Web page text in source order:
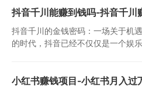
抖音千川能赚到钱吗-抖音千川
抖音千川的金钱密码：一场关于机
的时代，抖音已经不仅仅是一个娱
小红书赚钱项目-小红书月入过